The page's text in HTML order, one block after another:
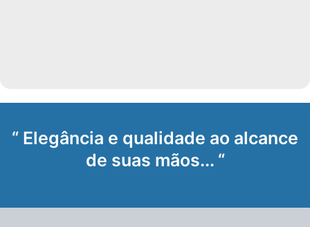
“ Elegância e qualidade ao alcance
de suas mãos... “